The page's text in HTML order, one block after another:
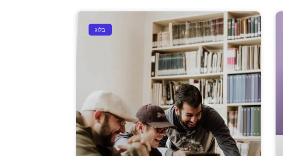
בלוג